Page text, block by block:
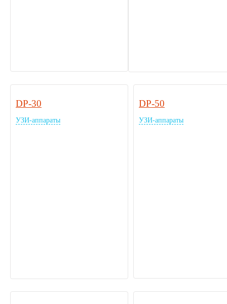
DP-30
УЗИ-аппараты
DP-50
УЗИ-аппараты